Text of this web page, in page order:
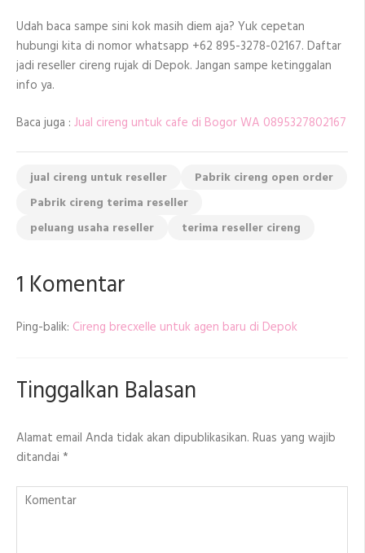
Udah baca sampe sini kok masih diem aja? Yuk cepetan
hubungi kita di nomor whatsapp +62 895-3278-02167. Daftar
jadi reseller cireng rujak di Depok. Jangan sampe ketinggalan
info ya.
Baca juga : Jual cireng untuk cafe di Bogor WA 0895327802167
jual cireng untuk reseller
Pabrik cireng open order
Pabrik cireng terima reseller
peluang usaha reseller
terima reseller cireng
1 Komentar
Ping-balik: Cireng brecxelle untuk agen baru di Depok
Tinggalkan Balasan
Alamat email Anda tidak akan dipublikasikan. Ruas yang wajib
ditandai *
Komentar